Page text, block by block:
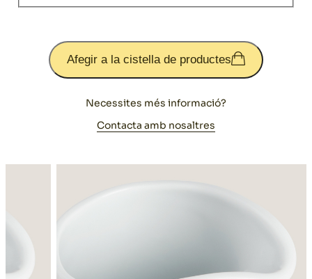
Afegir a la cistella de productes
Necessites més informació?
Contacta amb nosaltres